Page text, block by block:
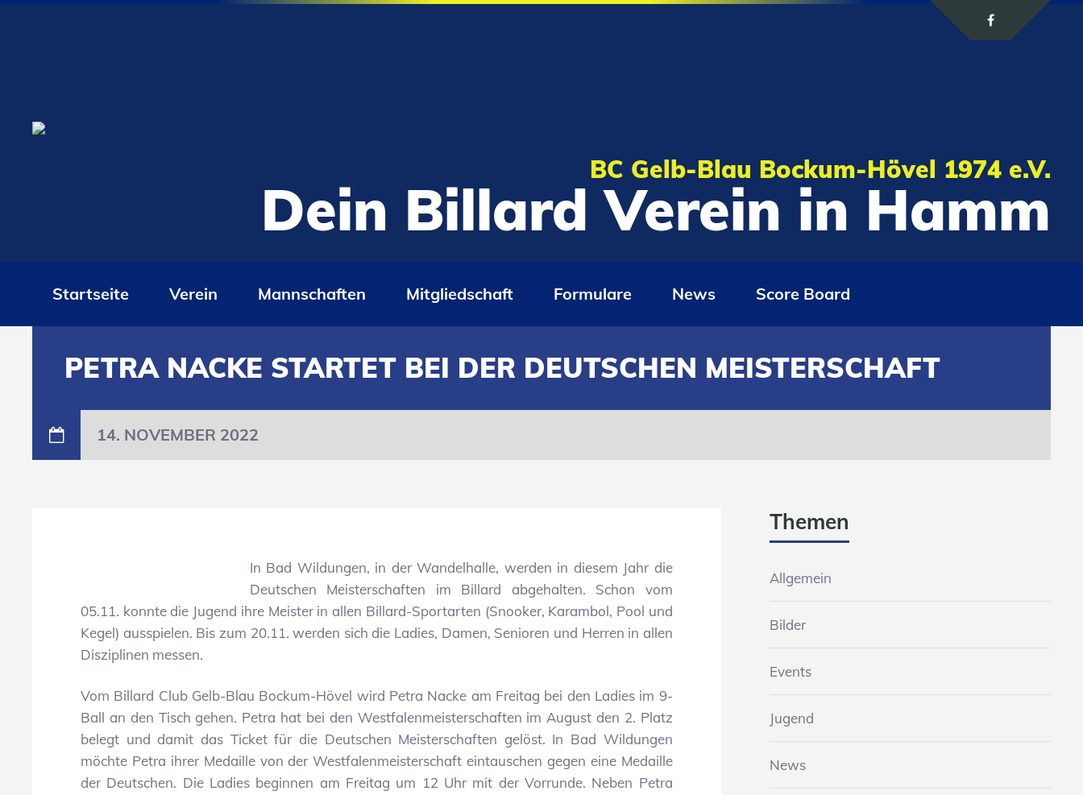
BC Gelb-Blau Bockum-Hövel 1974 e.V.
Dein Billard Verein in Hamm
Startseite Verein Mannschaften Mitgliedschaft Formulare News Score Board
PETRA NACKE STARTET BEI DER DEUTSCHEN MEISTERSCHAFT
14. NOVEMBER 2022
In Bad Wildungen, in der Wandelhalle, werden in diesem Jahr die
Deutschen Meisterschaften im Billard abgehalten. Schon vom
05.11. konnte die Jugend ihre Meister in allen Billard-Sportarten (Snooker, Karambol, Pool und
Kegel) ausspielen. Bis zum 20.11. werden sich die Ladies, Damen, Senioren und Herren in allen
Disziplinen messen.
Vom Billard Club Gelb-Blau Bockum-Hövel wird Petra Nacke am Freitag bei den Ladies im 9-
Ball an den Tisch gehen. Petra hat bei den Westfalenmeisterschaften im August den 2. Platz
belegt und damit das Ticket für die Deutschen Meisterschaften gelöst. In Bad Wildungen
möchte Petra ihrer Medaille von der Westfalenmeisterschaft eintauschen gegen eine Medaille
der Deutschen. Die Ladies beginnen am Freitag um 12 Uhr mit der Vorrunde. Neben Petra
Themen
Allgemein
Bilder
Events
Jugend
News